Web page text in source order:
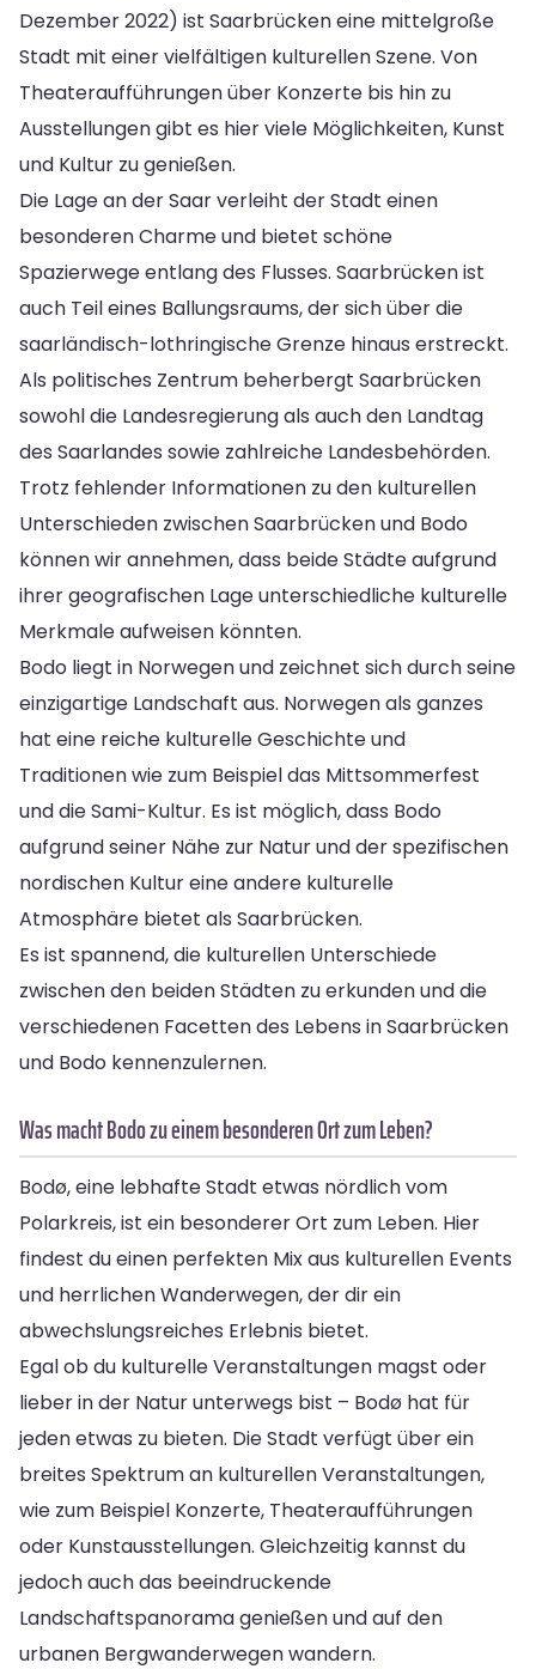
Dezember 2022) ist Saarbrücken eine mittelgroße
Stadt mit einer vielfältigen kulturellen Szene. Von
Theateraufführungen über Konzerte bis hin zu
Ausstellungen gibt es hier viele Möglichkeiten, Kunst
und Kultur zu genießen.
Die Lage an der Saar verleiht der Stadt einen
besonderen Charme und bietet schöne
Spazierwege entlang des Flusses. Saarbrücken ist
auch Teil eines Ballungsraums, der sich über die
saarländisch-lothringische Grenze hinaus erstreckt.
Als politisches Zentrum beherbergt Saarbrücken
sowohl die Landesregierung als auch den Landtag
des Saarlandes sowie zahlreiche Landesbehörden.
Trotz fehlender Informationen zu den kulturellen
Unterschieden zwischen Saarbrücken und Bodo
können wir annehmen, dass beide Städte aufgrund
ihrer geografischen Lage unterschiedliche kulturelle
Merkmale aufweisen könnten.
Bodo liegt in Norwegen und zeichnet sich durch seine
einzigartige Landschaft aus. Norwegen als ganzes
hat eine reiche kulturelle Geschichte und
Traditionen wie zum Beispiel das Mittsommerfest
und die Sami-Kultur. Es ist möglich, dass Bodo
aufgrund seiner Nähe zur Natur und der spezifischen
nordischen Kultur eine andere kulturelle
Atmosphäre bietet als Saarbrücken.
Es ist spannend, die kulturellen Unterschiede
zwischen den beiden Städten zu erkunden und die
verschiedenen Facetten des Lebens in Saarbrücken
und Bodo kennenzulernen.
Was macht Bodo zu einem besonderen Ort zum Leben?
Bodø, eine lebhafte Stadt etwas nördlich vom
Polarkreis, ist ein besonderer Ort zum Leben. Hier
findest du einen perfekten Mix aus kulturellen Events
und herrlichen Wanderwegen, der dir ein
abwechslungsreiches Erlebnis bietet.
Egal ob du kulturelle Veranstaltungen magst oder
lieber in der Natur unterwegs bist – Bodø hat für
jeden etwas zu bieten. Die Stadt verfügt über ein
breites Spektrum an kulturellen Veranstaltungen,
wie zum Beispiel Konzerte, Theateraufführungen
oder Kunstausstellungen. Gleichzeitig kannst du
jedoch auch das beeindruckende
Landschaftspanorama genießen und auf den
urbanen Bergwanderwegen wandern.